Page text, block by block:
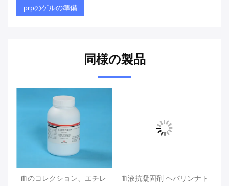
prpのゲルの準備
同様の製品
血のコレクション、エチレ
血液抗凝固剤 ヘパリンナト